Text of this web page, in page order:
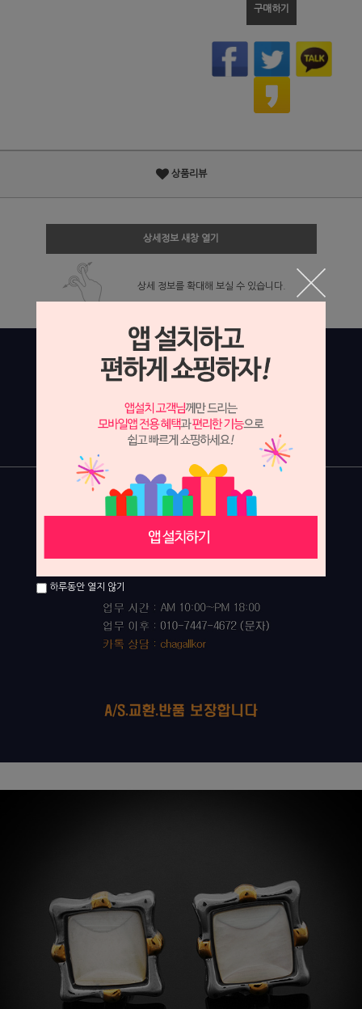
구매하기
상품리뷰
상세정보 새창 열기
상세 정보를 확대해 보실 수 있습니다.
하루동안 열지 않기